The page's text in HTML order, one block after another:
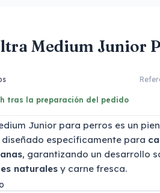
Medium Junior
tras la preparación del pedido
Junior para perros es un
específicamente para
, garantizando un desarrollo
naturales y carne fresca.